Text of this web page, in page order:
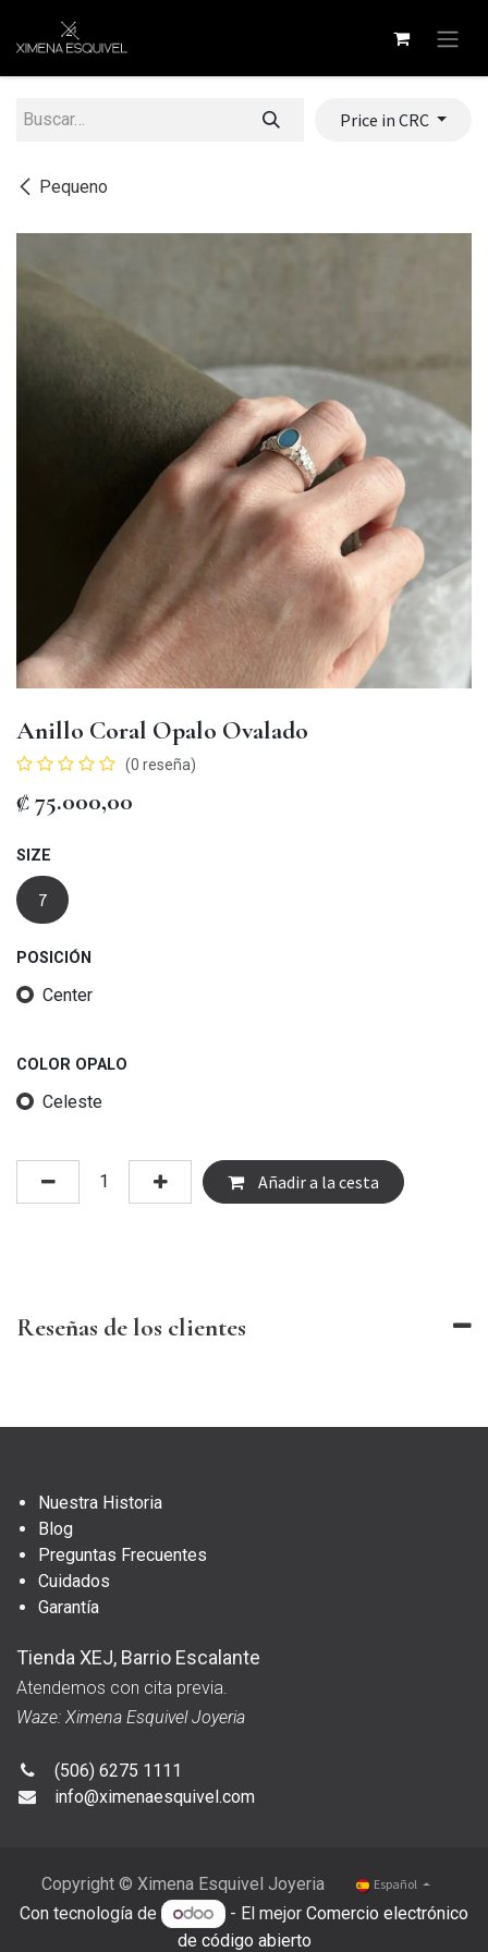
Pequeno
Price in CRC
Anillo Coral Opalo Ovalado
(0 reseña)
₡75.000,00
SIZE
7
POSICIÓN
Center
COLOR OPALO
Celeste
Añadir a la cesta
Reseñas de los clientes
Nuestra Historia
Blog
Preguntas Frecuentes
Cuidados
Garantía
Tienda XEJ, Barrio Escalante
Atendemos con cita previa.
Waze: Ximena Esquivel Joyeria
(506) 6275 1111
info@ximenaesquivel.com
Copyright © Ximena Esquivel Joyeria Español
Con tecnología de - El mejorComercio electrónico
de código abierto